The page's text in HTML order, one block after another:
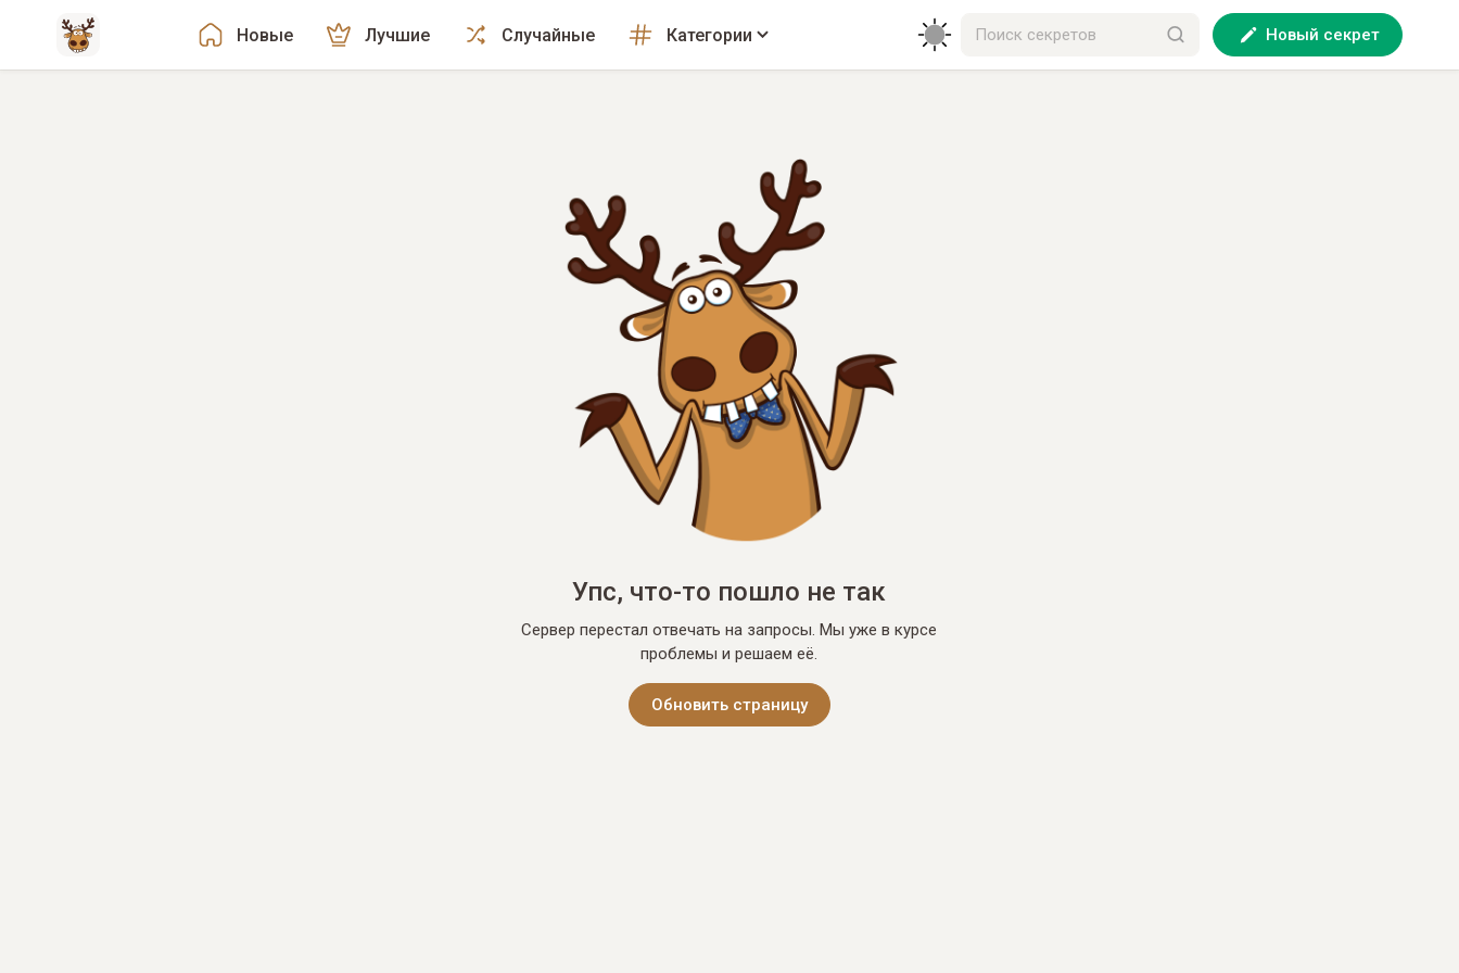
Новые Лучшие Случайные Категории Новый секрет
Упс, что-то пошло не так
Сервер перестал отвечать на запросы. Мы уже в курсе
проблемы и решаем её.
Обновить страницу